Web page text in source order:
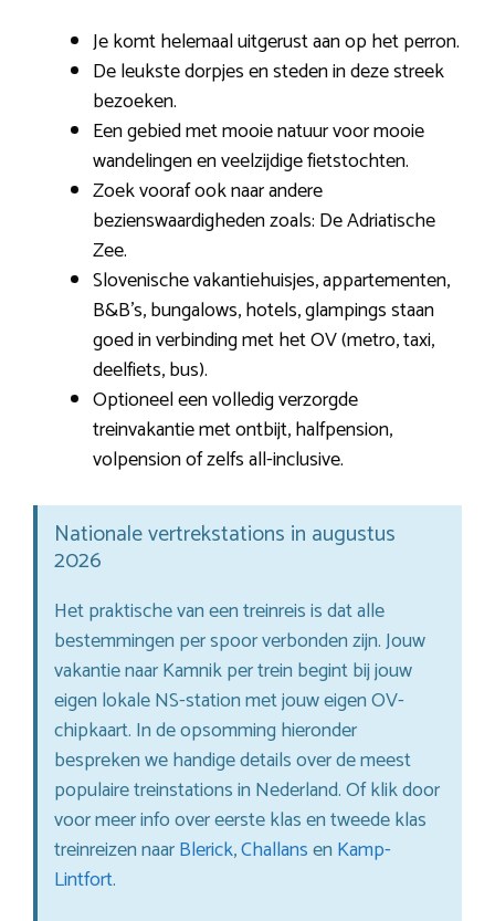
Je komt helemaal uitgerust aan op het perron.
De leukste dorpjes en steden in deze streek
bezoeken.
Een gebied met mooie natuur voor mooie
wandelingen en veelzijdige fietstochten.
Zoek vooraf ook naar andere
bezienswaardigheden zoals: De Adriatische
Zee.
Slovenische vakantiehuisjes, appartementen,
B&B’s, bungalows, hotels, glampings staan
goed in verbinding met het OV (metro, taxi,
deelfiets, bus).
Optioneel een volledig verzorgde
treinvakantie met ontbijt, halfpension,
volpension of zelfs all-inclusive.
Nationale vertrekstations in augustus
2026
Het praktische van een treinreis is dat alle
bestemmingen per spoor verbonden zijn. Jouw
vakantie naar Kamnik per trein begint bij jouw
eigen lokale NS-station met jouw eigen OV-
chipkaart. In de opsomming hieronder
bespreken we handige details over de meest
populaire treinstations in Nederland. Of klik door
voor meer info over eerste klas en tweede klas
treinreizen naarBlerick,Challansen Kamp-
Lintfort.